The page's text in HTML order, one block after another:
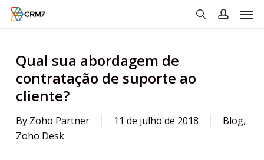
Skip
Qual sua abordagem de
contratação de suporte ao
cliente?
By Zoho Partner 11 de julho de 2018 Blog,
Zoho Desk